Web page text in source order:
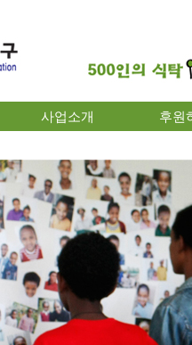
사업소개 후원